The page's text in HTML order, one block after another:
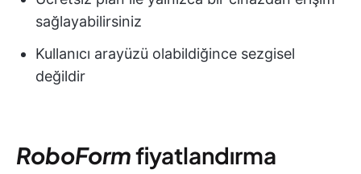
sağlayabilirsiniz
Kullanıcı arayüzü olabildiğince sezgisel
değildir
RoboFormfiyatlandırma